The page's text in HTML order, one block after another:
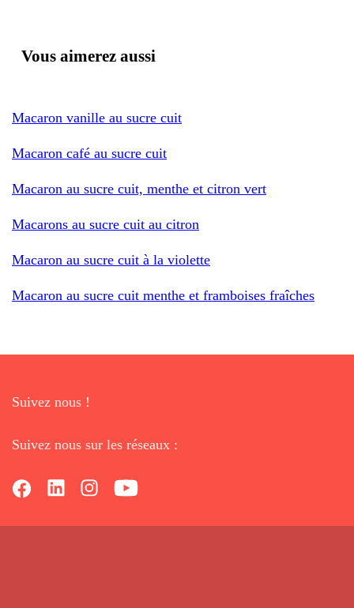
Vous aimerez aussi
Macaron vanille au sucre cuit
Macaron café au sucre cuit
Macaron au sucre cuit, menthe et citron vert
Macarons au sucre cuit au citron
Macaron au sucre cuit à la violette
Macaron au sucre cuit menthe et framboises fraîches
Suivez nous !
Suivez nous sur les réseaux :